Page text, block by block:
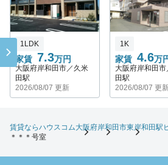
家賃 7.3万円
1LDK
大阪府岸和田市／久米
田駅
2026/08/07 更新
家賃 4.6万
1K
大阪府岸和田市
田駅
2026/08/07 更
賃貸ならハウスコム大阪府岸和田市東岸和田駅
＊＊＊号室